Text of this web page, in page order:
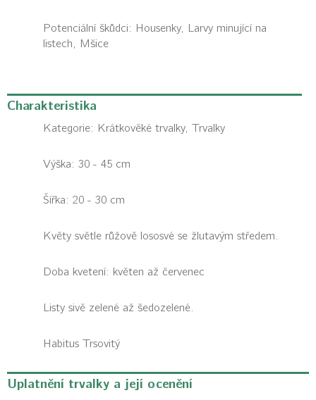
Potenciální škůdci: Housenky, Larvy minující na
listech, Mšice
Charakteristika
Kategorie: Krátkověké trvalky, Trvalky
Výška: 30 - 45 cm
Šířka: 20 - 30 cm
Květy světle růžově lososvé se žlutavým středem.
Doba kvetení: květen až červenec
Listy sivě zelené až šedozelené.
Habitus Trsovitý
Uplatnění trvalky a její ocenění